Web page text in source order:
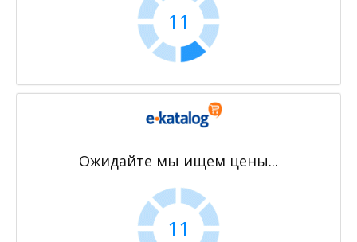
11
Ожидайте мы ищем цены...
11